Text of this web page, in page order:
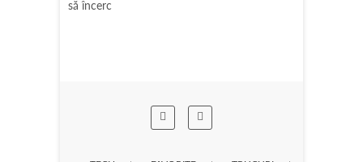
să încerc